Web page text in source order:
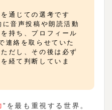
通じての選考です
音声投稿や朗読活動
持ち、プロフィール
連絡を取らせていた
だし、その後は必ず
経て判断していま
”を最も重視する世界。